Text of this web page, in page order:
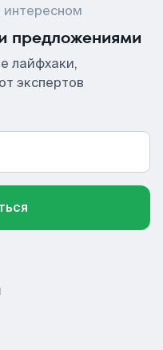
предложениями
лайфхаки,
экспертов